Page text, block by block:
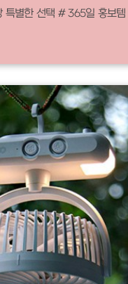
특별한 선택 # 365일 홍보템